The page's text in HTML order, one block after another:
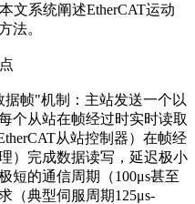
文系统阐述EtherCAT运动
法。
据帧"机制：主站发送一个以
个从站在帧经过时实时读取
从站控制器）在帧经
）完成数据读写，延迟极小
短的通信周期（100μs甚至
（典型伺服周期125μs-